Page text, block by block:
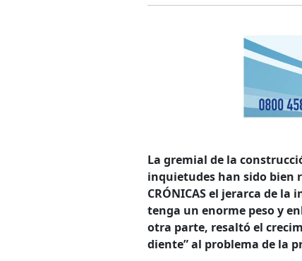
La gremial de la
inquietudes han sido bien
CRÓNICAS el jerarca de
tenga un enorme peso y
otra parte, resaltó el
diente” al problema de la